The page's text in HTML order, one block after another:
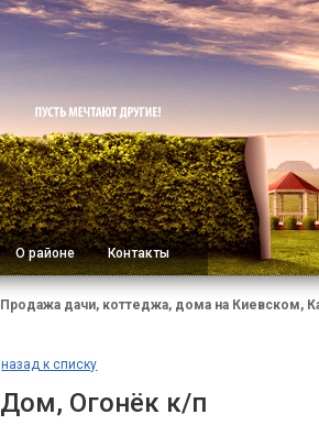
О районе Контакты
Продажа дачи, коттеджа, дома на Киевском,
назад к списку
Дом, Огонёк к/п